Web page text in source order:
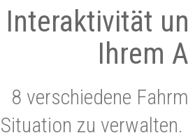
Interaktivität
Ihrem
8 verschiedene
Situation zu verwalten.